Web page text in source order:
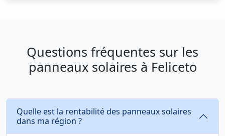
Questions fréquentes sur les
panneaux solaires à Feliceto
Quelle est la rentabilité des panneaux solaires
dans ma région ?